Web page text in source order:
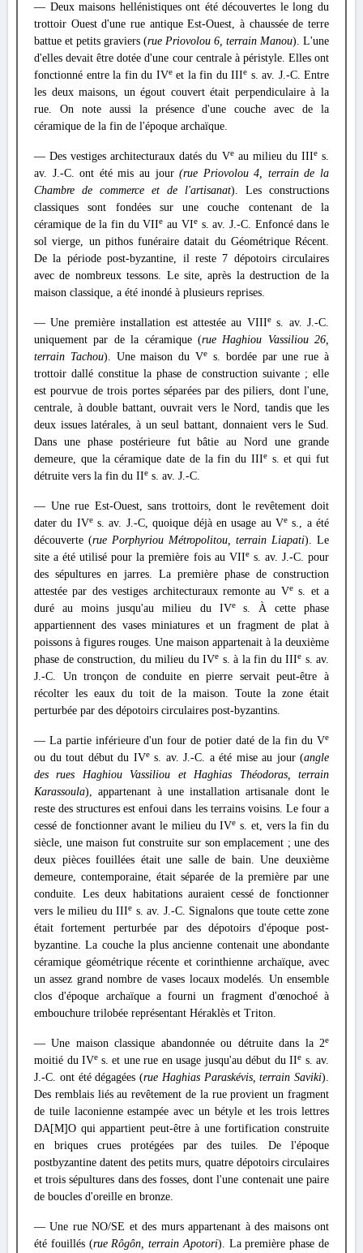
— Deux maisons hellénistiques ont été découvertes le long du
trottoir Ouest d'une rue antique Est-Ouest, à chaussée de terre
battue et petits graviers (rue Priovolou 6, terrain Manou). L'une
d'elles devait être dotée d'une cour centrale à péristyle. Elles ont
fonctionné entre la fin du IVeet la fin du IIIe s. av. J.-C. Entre
les deux maisons, un égout couvert était perpendiculaire à la
rue. On note aussi la présence d'une couche avec de la
céramique de la fin de l'époque archaïque.
— Des vestiges architecturaux datés du Veau milieu du IIIes.
av. J.-C. ont été mis au jour(rue Priovolou 4, terrain de la
Chambre de commerce et de l'artisanat). Les constructions
classiques sont fondées sur une couche contenant de la
céramique de la fin du VIIe au VIes. av. J.-C. Enfoncé dans le
sol vierge, un pithos funéraire datait du Géométrique Récent.
De la période post-byzantine, il reste 7 dépotoirs circulaires
avec de nombreux tessons. Le site, après la destruction de la
maison classique, a été inondé à plusieurs reprises.
— Une première installation est attestée au VIIIes. av. J.-C.
uniquement par de la céramique (rue Haghiou Vassiliou 26,
terrain Tachou). Une maison du Ve
s. bordée par une rue à
trottoir dallé constitue la phase de construction suivante ; elle
est pourvue de trois portes séparées par des piliers, dont l'une,
centrale, à double battant, ouvrait vers le Nord, tandis que les
deux issues latérales, à un seul battant, donnaient vers le Sud.
Dans une phase postérieure fut bâtie au Nord une grande
demeure, que la céramique date de la fin du IIIes. et qui fut
détruite vers la fin du IIe s. av. J.-C.
— Une rue Est-Ouest, sans trottoirs, dont le revêtement doit
dater du IVes. av. J.-C, quoique déjà en usage au Ves., a été
découverte (rue Porphyriou Métropolitou, terrain Liapati). Le
site a été utilisé pour la première fois au VIIes. av. J.-C. pour
des sépultures en jarres. La première phase de construction
attestée par des vestiges architecturaux remonte au Ves. et a
duré au moins jusqu'au milieu du IVe s. À cette phase
appartiennent des vases miniatures et un fragment de plat à
poissons à figures rouges. Une maison appartenait à la deuxième
phase de construction, du milieu du IVe s. à la fin du IIIe s. av.
J.-C. Un tronçon de conduite en pierre servait peut-être à
récolter les eaux du toit de la maison. Toute la zone était
perturbée par des dépotoirs circulaires post-byzantins.
— La partie inférieure d'un four de potier daté de la fin du Ve
ou du tout début du IVes. av. J.-C. a été mise au jour (angle
des rues Haghiou Vassiliou et Haghias Théodoras, terrain
Karassoula), appartenant à une installation artisanale dont le
reste des structures est enfoui dans les terrains voisins. Le four a
cessé de fonctionner avant le milieu du IVe s. et, vers la fin du
siècle, une maison fut construite sur son emplacement ; une des
deux pièces fouillées était une salle de bain. Une deuxième
demeure, contemporaine, était séparée de la première par une
conduite. Les deux habitations auraient cessé de fonctionner
vers le milieu du IIIe s. av. J.-C. Signalons que toute cette zone
était fortement perturbée par des dépotoirs d'époque post-
byzantine. La couche la plus ancienne contenait une abondante
céramique géométrique récente et corinthienne archaïque, avec
un assez grand nombre de vases locaux modelés. Un ensemble
clos d'époque archaïque a fourni un fragment d'œnochoé à
embouchure trilobée représentant Héraklès et Triton.
— Une maison classique abandonnée ou détruite dans la 2e
moitié du IVe s. et une rue en usage jusqu'au début du IIe s. av.
J.-C. ont été dégagées (rue Haghias Paraskévis, terrain Saviki).
Des remblais liés au revêtement de la rue provient un fragment
de tuile laconienne estampée avec un bétyle et les trois lettres
DA[M]O qui appartient peut-être à une fortification construite
en briques crues protégées par des tuiles. De l'époque
postbyzantine datent des petits murs, quatre dépotoirs circulaires
et trois sépultures dans des fosses, dont l'une contenait une paire
de boucles d'oreille en bronze.
— Une rue NO/SE et des murs appartenant à des maisons ont
été fouillés (rue Rôgôn, terrain Apotori). La première phase de